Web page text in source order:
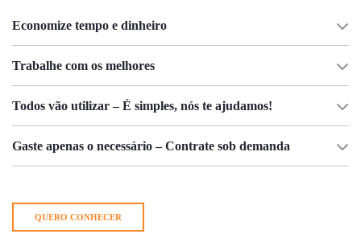
Economize tempo e dinheiro
Trabalhe com os melhores
Todos vão utilizar – É simples, nós te ajudamos!
Gaste apenas o necessário – Contrate sob demanda
QUERO CONHECER